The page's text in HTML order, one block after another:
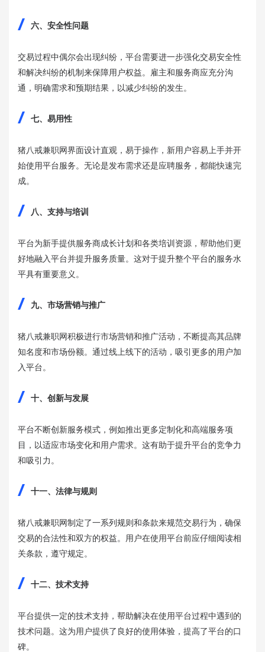
六、安全性问题
交易过程中偶尔会出现纠纷，平台需要进一步强化交易安全性
和解决纠纷的机制来保障用户权益。雇主和服务商应充分沟
通，明确需求和预期结果，以减少纠纷的发生。
七、易用性
猪八戒兼职网界面设计直观，易于操作，新用户容易上手并开
始使用平台服务。无论是发布需求还是应聘服务，都能快速完
成。
八、支持与培训
平台为新手提供服务商成长计划和各类培训资源，帮助他们更
好地融入平台并提升服务质量。这对于提升整个平台的服务水
平具有重要意义。
九、市场营销与推广
猪八戒兼职网积极进行市场营销和推广活动，不断提高其品牌
知名度和市场份额。通过线上线下的活动，吸引更多的用户加
入平台。
十、创新与发展
平台不断创新服务模式，例如推出更多定制化和高端服务项
目，以适应市场变化和用户需求。这有助于提升平台的竞争力
和吸引力。
十一、法律与规则
猪八戒兼职网制定了一系列规则和条款来规范交易行为，确保
交易的合法性和双方的权益。用户在使用平台前应仔细阅读相
关条款，遵守规定。
十二、技术支持
平台提供一定的技术支持，帮助解决在使用平台过程中遇到的
技术问题。这为用户提供了良好的使用体验，提高了平台的口
碑。